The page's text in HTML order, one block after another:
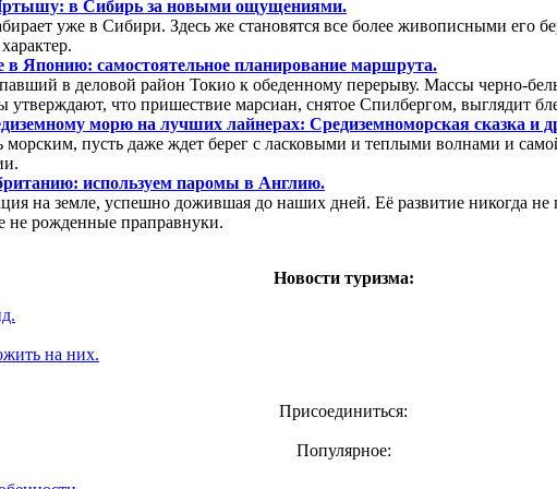
в Сибирь за новыми ощущениями.
уже в Сибири. Здесь же становятся все более живописными его
в Японию: самостоятельное планирование маршрута.
в деловой район Токио к обеденному перерыву. Массы черно-
что пришествие марсиан, снятое Спилбергом, выглядит
морю на лучших лайнерах: Средиземноморская сказка и
пусть даже ждет берег с ласковыми и теплыми волнами и
используем паромы в Англию.
на земле, успешно дожившая до наших дней. Её развитие никогда
не рожденные праправнуки.
Новости туризма:
на них.
Присоединиться:
Популярное: